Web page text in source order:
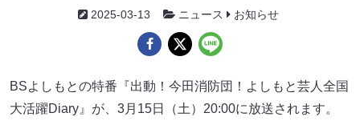
2025-03-13 ニュース お知らせ
BSよしもとの特番『出動！今田消防団！よしもと芸人全国
大活躍Diary』が、3月15日（土）20:00に放送されます。